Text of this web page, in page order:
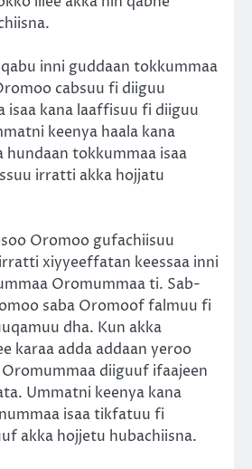
inni guddaan tokkummaa
cabsuu fi diiguu
isaa kana laaffisuu fi diiguu
keenya haala kana
hundaan tokkummaa isaa
irratti akka hojjatu
Oromoo gufachiisuu
xiyyeeffatan keessaa inni
Oromummaa ti. Sab-
saba Oromoof falmuu fi
dha. Kun akka
karaa adda addaan yeroo
diiguuf ifaajeen
Ummatni keenya kana
isaa tikfatuu fi
akka hojjetu hubachiisna.